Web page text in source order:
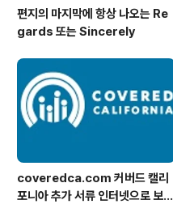
편지의 마지막에 항상 나오는 Re
gards 또는 Sincerely
coveredca.com 커버드 캘리
포니아 추가 서류 인터넷으로 보내